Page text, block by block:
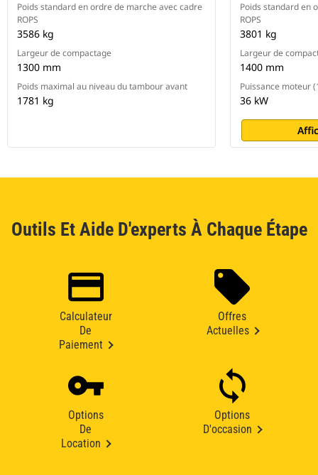
Poids standard en ordre de marche avec cadre
ROPS
3586 kg
Largeur de compactage
1300 mm
Poids maximal au niveau du tambour avant
1781 kg
Poids standard en
ROPS
3801 kg
Largeur de
1400 mm
Puissance moteur
36 kW
Outils Et Aide D'experts À Chaque Étape
Calculateur
De
Paiement
Offres
Actuelles
Options
De
Location
Options
D'occasion